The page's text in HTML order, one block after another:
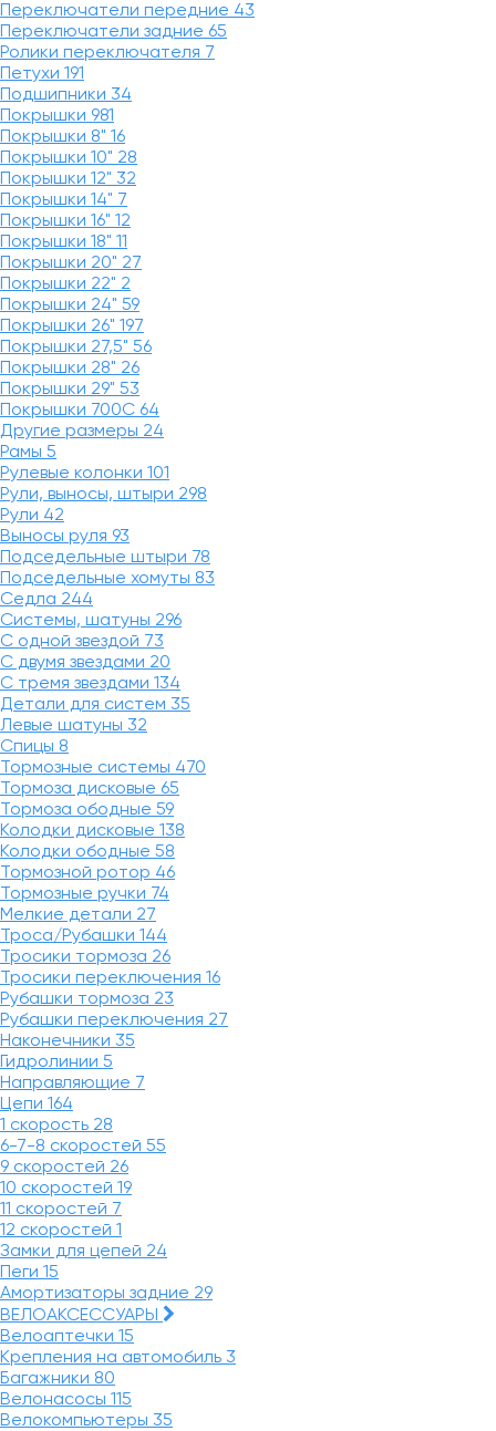
Переключатели передние 43
Переключатели задние 65
Ролики переключателя 7
Петухи 191
Подшипники 34
Покрышки 981
Покрышки 8" 16
Покрышки 10" 28
Покрышки 12" 32
Покрышки 14" 7
Покрышки 16" 12
Покрышки 18" 11
Покрышки 20" 27
Покрышки 22" 2
Покрышки 24" 59
Покрышки 26" 197
Покрышки 27,5" 56
Покрышки 28" 26
Покрышки 29" 53
Покрышки 700C 64
Другие размеры 24
Рамы 5
Рулевые колонки 101
Рули, выносы, штыри 298
Рули 42
Выносы руля 93
Подседельные штыри 78
Подседельные хомуты 83
Седла 244
Системы, шатуны 296
С одной звездой 73
С двумя звездами 20
С тремя звездами 134
Детали для систем 35
Левые шатуны 32
Спицы 8
Тормозные системы 470
Тормоза дисковые 65
Тормоза ободные 59
Колодки дисковые 138
Колодки ободные 58
Тормозной ротор 46
Тормозные ручки 74
Мелкие детали 27
Троса/Рубашки 144
Тросики тормоза 26
Тросики переключения 16
Рубашки тормоза 23
Рубашки переключения 27
Наконечники 35
Гидролинии 5
Направляющие 7
Цепи 164
1 скорость 28
6-7-8 скоростей 55
9 скоростей 26
10 скоростей 19
11 скоростей 7
12 скоростей 1
Замки для цепей 24
Пеги 15
Амортизаторы задние 29
ВЕЛОАКСЕССУАРЫ
Велоаптечки 15
Крепления на автомобиль 3
Багажники 80
Велонасосы 115
Велокомпьютеры 35